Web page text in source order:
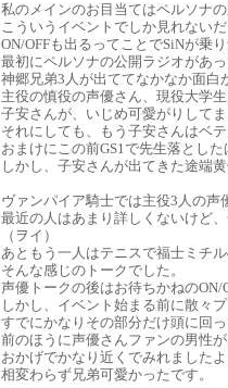
私のメインのお目当てはペルソナ
こういうイベントでしか見れない
ON/OFFも出るってことでSiNが乗
最初にペルソナの公開ラジオがあっ
神郷兄弟3人が出ててなかなか面白
主役の慎役の声優さん、現役大学生
子安さんが、いじめ可愛がりして
それにしても、もう子安さんはベ
おまけにこの前GS1で先生落とし
しかし、子安さんが出てきた途端
ヴァンパイア騎士では主役3人の声
最近の人はあまり詳しくないけど
（ヲイ）
あともう一人はテニスで福士ミチ
そんな感じのトークでした。
声優トークの後はお待ちかねのON/
しかし、イベント始まる前に散々
すでにかなりその部分だけ頭に回っ
前のほうに声優さんファンの男性
おかげでかなり近くでみれました
相変わらず兄弟可愛かったです。